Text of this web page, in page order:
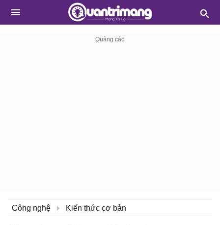
Công nghệ Kiến thức cơ bản